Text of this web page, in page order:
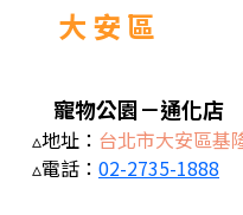
大 安 區
寵物公園－通化店
▵地址： 台北市大安區基
▵電話： 02-2735-1888